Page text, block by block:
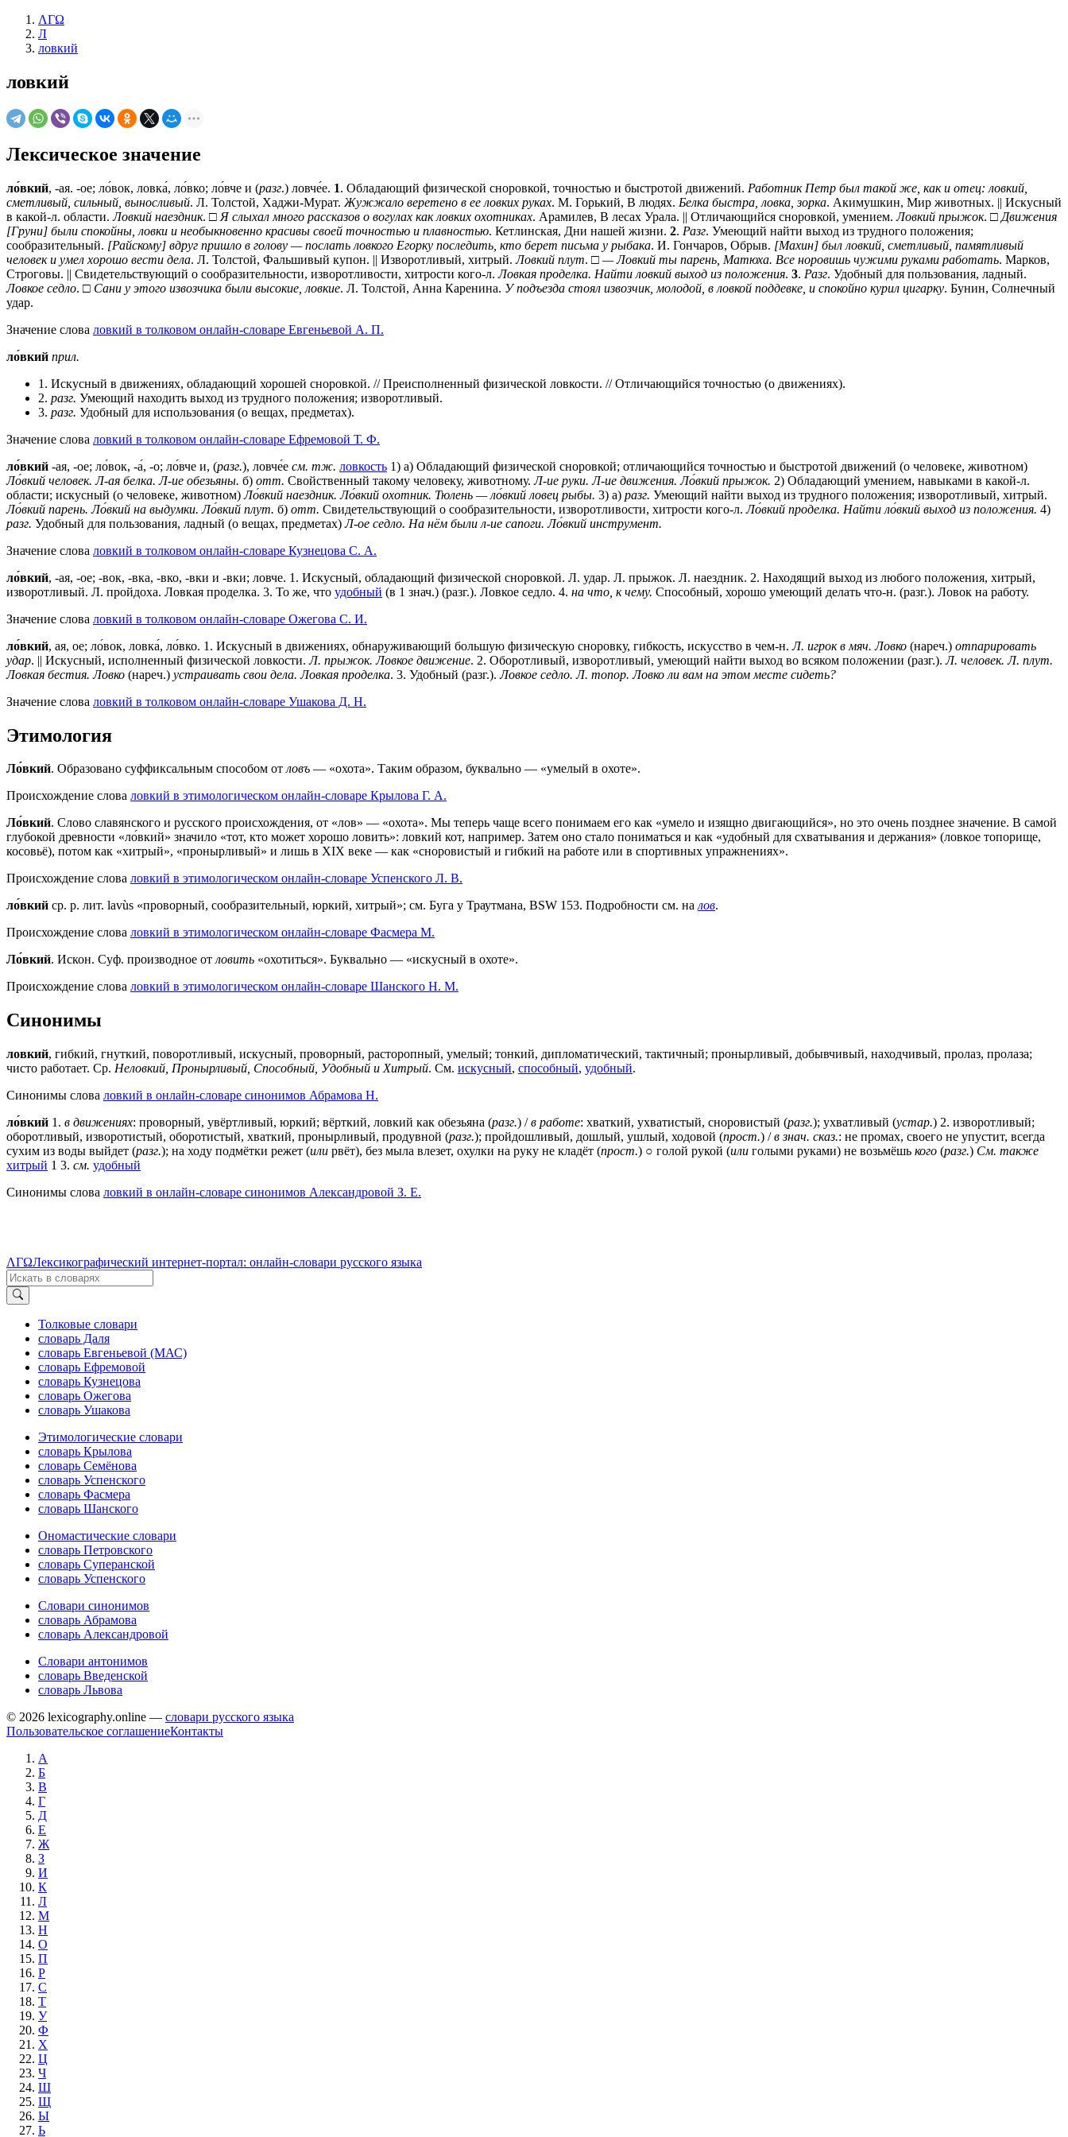
ΛΓΩ
Л
ловкий
ловкий
Лексическое значение
ло́вкий, -ая. -ое; ло́вок, ловка́, ло́вко; ло́вче и (разг.) ловче́е. 1. Обладающий физической сноровкой, точностью и быстротой движений. Работник Петр был такой же, как и отец: ловкий,
сметливый, сильный, выносливый. Л. Толстой, Хаджи-Мурат. Жужжало веретено в ее ловких руках. М. Горький, В людях. Белка быстра, ловка, зорка. Акимушкин, Мир животных. || Искусный
в какой-л. области.Ловкий наездник. □ Я слыхал много рассказов о вогулах как ловких охотниках. Арамилев, В лесах Урала. || Отличающийся сноровкой, умением.Ловкий прыжок. □ Движения
[Груни] были спокойны, ловки и необыкновенно красивы своей точностью и плавностью. Кетлинская, Дни нашей жизни. 2. Разг. Умеющий найти выход из трудного положения;
сообразительный. [Райскому] вдруг пришло в голову — послать ловкого Егорку последить, кто берет письма у рыбака. И. Гончаров, Обрыв. [Махин] был ловкий, сметливый, памятливый
человек и умел хорошо вести дела. Л. Толстой, Фальшивый купон. || Изворотливый, хитрый.Ловкий плут. □ — Ловкий ты парень, Матюха. Все норовишь чужими руками работать. Марков,
Строговы. || Свидетельствующий о сообразительности, изворотливости, хитрости кого-л.Ловкая проделка. Найти ловкий выход из положения. 3. Разг. Удобный для пользования, ладный.
Ловкое седло. □ Сани у этого извозчика были высокие, ловкие. Л. Толстой, Анна Каренина. У подъезда стоял извозчик, молодой, в ловкой поддевке, и спокойно курил цигарку. Бунин, Солнечный
удар.
Значение слова ловкий в толковом онлайн-словаре Евгеньевой А. П.
ло́вкий прил.
1. Искусный в движениях, обладающий хорошей сноровкой. // Преисполненный физической ловкости. // Отличающийся точностью (о движениях).
2. разг. Умеющий находить выход из трудного положения; изворотливый.
3. разг. Удобный для использования (о вещах, предметах).
Значение слова ловкий в толковом онлайн-словаре Ефремовой Т. Ф.
ло́вкий -ая, -ое; ло́вок, -а́, -о; ло́вче и, (разг.), ловче́е см. тж. ловкость 1) а) Обладающий физической сноровкой; отличающийся точностью и быстротой движений (о человеке, животном)
Ло́вкий человек. Л-ая белка. Л-ие обезьяны. б) отт. Свойственный такому человеку, животному.Л-ие руки. Л-ие движения. Ло́вкий прыжок. 2) Обладающий умением, навыками в какой-л.
области; искусный (о человеке, животном)Ло́вкий наездник. Ло́вкий охотник. Тюлень — ло́вкий ловец рыбы. 3) а) разг. Умеющий найти выход из трудного положения; изворотливый, хитрый.
Ло́вкий парень. Ло́вкий на выдумки. Ло́вкий плут. б) отт. Свидетельствующий о сообразительности, изворотливости, хитрости кого-л.Ло́вкий проделка. Найти ло́вкий выход из положения. 4)
разг. Удобный для пользования, ладный (о вещах, предметах)Л-ое седло. На нём были л-ие сапоги. Ло́вкий инструмент.
Значение слова ловкий в толковом онлайн-словаре Кузнецова С. А.
ло́вкий, -ая, -ое; -вок, -вка, -вко, -вки и -вки; ловче. 1. Искусный, обладающий физической сноровкой. Л. удар. Л. прыжок. Л. наездник. 2. Находящий выход из любого положения, хитрый,
изворотливый. Л. пройдоха. Ловкая проделка. 3. То же, что удобный (в 1 знач.) (разг.). Ловкое седло. 4. на что, к чему. Способный, хорошо умеющий делать что-н. (разг.). Ловок на работу.
Значение слова ловкий в толковом онлайн-словаре Ожегова C. И.
ло́вкий, ая, ое; ло́вок, ловка́, ло́вко. 1 . Искусный в движениях, обнаруживающий большую физическую сноровку, гибкость, искусство в чем-н.Л. игрок в мяч. Ловко (нареч.) отпарировать
удар. || Искусный, исполненный физической ловкости.Л. прыжок. Ловкое движение. 2. Оборотливый, изворотливый, умеющий найти выход во всяком положении (разг.).Л. человек. Л. плут.
Ловкая бестия. Ловко (нареч.) устраивать свои дела. Ловкая проделка. 3. Удобный (разг.).Ловкое седло. Л. топор. Ловко ли вам на этом месте сидеть?
Значение слова ловкий в толковом онлайн-словаре Ушакова Д. Н.
Этимология
Ло́вкий. Образовано суффиксальным способом отловъ — «охота». Таким образом, буквально — «умелый в охоте».
Происхождение слова ловкий в этимологическом онлайн-словаре Крылова Г. А.
Ло́вкий. Слово славянского и русского происхождения, от «лов» — «охота». Мы теперь чаще всего понимаем его как «умело и изящно двигающийся», но это очень позднее значение. В самой
глубокой древности «ло́вкий» значило «тот, кто может хорошо ловить»: ловкий кот, например. Затем оно стало пониматься и как «удобный для схватывания и держания» (ловкое топорище,
косовьё), потом как «хитрый», «пронырливый» и лишь в XIX веке — как «сноровистый и гибкий на работе или в спортивных упражнениях».
Происхождение слова ловкий в этимологическом онлайн-словаре Успенского Л. В.
ло́вкий ср. р. лит. lavùs «проворный, сообразительный, юркий, хитрый»; см. Буга у Траутмана, ВSW 153. Подробности см. налов.
Происхождение слова ловкий в этимологическом онлайн-словаре Фасмера М.
Ло́вкий. Искон. Суф. производное отловить «охотиться». Буквально — «искусный в охоте».
Происхождение слова ловкий в этимологическом онлайн-словаре Шанского Н. М.
Синонимы
ловкий, гибкий, гнуткий, поворотливый, искусный, проворный, расторопный, умелый; тонкий, дипломатический, тактичный; пронырливый, добывчивый, находчивый, пролаз, пролаза;
чисто работает. Ср. Неловкий, Пронырливый, Способный, Удобный и Хитрый. См. искусный, способный, удобный.
Синонимы слова ловкий в онлайн-словаре синонимов Абрамова Н.
ло́вкий 1. в движениях: проворный, увёртливый, юркий; вёрткий, ловкий как обезьяна (разг.) /в работе: хваткий, ухватистый, сноровистый (разг.); ухватливый (устар.) 2. изворотливый;
оборотливый, изворотистый, оборотистый, хваткий, пронырливый, продувной (разг.); пройдошливый, дошлый, ушлый, ходовой (прост.) /в знач. сказ.: не промах, своего не упустит, всегда
сухим из воды выйдет (разг.); на ходу подмётки режет (или рвёт), без мыла влезет, охулки на руку не кладёт (прост.) ○ голой рукой (или голыми руками) не возьмёшь кого (разг.) См. также
хитрый 1 3. см. удобный
Синонимы слова ловкий в онлайн-словаре синонимов Александровой З. Е.
ΛΓΩЛексикографический интернет-портал: онлайн-словари русского языка
Толковые словари
словарь Даля
словарь Евгеньевой (МАС)
словарь Ефремовой
словарь Кузнецова
словарь Ожегова
словарь Ушакова
Этимологические словари
словарь Крылова
словарь Семёнова
словарь Успенского
словарь Фасмера
словарь Шанского
Ономастические словари
словарь Петровского
словарь Суперанской
словарь Успенского
Словари синонимов
словарь Абрамова
словарь Александровой
Словари антонимов
словарь Введенской
словарь Львова
© 2026 lexicography.online — словари русского языка
Пользовательское соглашениеКонтакты
А
Б
В
Г
Д
Е
Ж
З
И
К
Л
М
Н
О
П
Р
С
Т
У
Ф
Х
Ц
Ч
Ш
Щ
Ы
Ь